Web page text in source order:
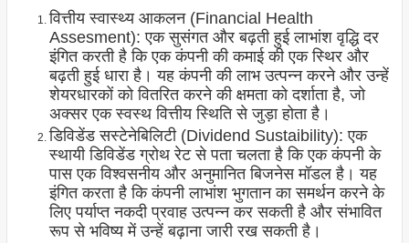
वित्तीय स्वास्थ्य आकलन (Financial Health
Assesment): एक सुसंगत और बढ़ती हुई लाभांश वृद्धि दर
इंगित करती है कि एक कंपनी की कमाई की एक स्थिर और
बढ़ती हुई धारा है। यह कंपनी की लाभ उत्पन्न करने और उन्हें
शेयरधारकों को वितरित करने की क्षमता को दर्शाता है, जो
अक्सर एक स्वस्थ वित्तीय स्थिति से जुड़ा होता है।
डिविडेंड सस्टेनेबिलिटी (Dividend Sustaibility): एक
स्थायी डिविडेंड ग्रोथ रेट से पता चलता है कि एक कंपनी के
पास एक विश्वसनीय और अनुमानित बिजनेस मॉडल है। यह
इंगित करता है कि कंपनी लाभांश भुगतान का समर्थन करने के
लिए पर्याप्त नकदी प्रवाह उत्पन्न कर सकती है और संभावित
रूप से भविष्य में उन्हें बढ़ाना जारी रख सकती है।